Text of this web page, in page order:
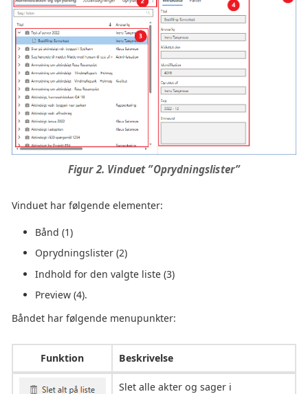
Figur 2. Vinduet ”Oprydningslister”
Vinduet har følgende elementer:
Bånd (1)
Oprydningslister (2)
Indhold for den valgte liste (3)
Preview (4).
Båndet har følgende menupunkter:
Funktion Beskrivelse
Slet alle akter og sager i